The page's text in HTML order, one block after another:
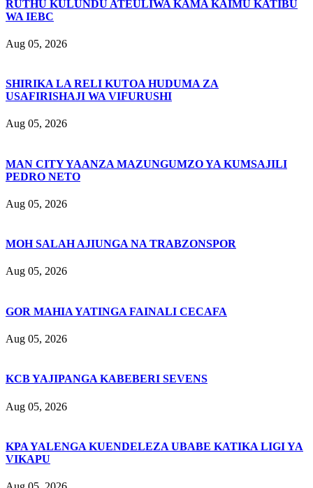
RUTHU KULUNDU ATEULIWA KAMA KAIMU KATIBU
WA IEBC
Aug 05, 2026
SHIRIKA LA RELI KUTOA HUDUMA ZA
USAFIRISHAJI WA VIFURUSHI
Aug 05, 2026
MAN CITY YAANZA MAZUNGUMZO YA KUMSAJILI
PEDRO NETO
Aug 05, 2026
MOH SALAH AJIUNGA NA TRABZONSPOR
Aug 05, 2026
GOR MAHIA YATINGA FAINALI CECAFA
Aug 05, 2026
KCB YAJIPANGA KABEBERI SEVENS
Aug 05, 2026
KPA YALENGA KUENDELEZA UBABE KATIKA LIGI YA
VIKAPU